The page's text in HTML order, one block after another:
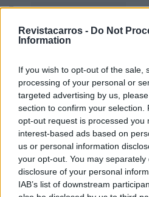
Revistacarros - Do Not
Information
If you wish to opt-out of the sale,
processing of your personal or
targeted advertising by us,
section to confirm your selection.
opt-out request is processed you
interest-based ads based on
us or personal information
your opt-out. You may
disclosure of your personal
IAB’s list of downstream
Tags: Lamborghini 60 anos
Ricardo
Related Posts